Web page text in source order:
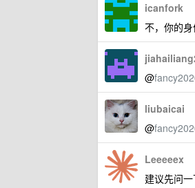
icanfork
不，你的
@
liubaicai
@
Leeeeex
建议先问